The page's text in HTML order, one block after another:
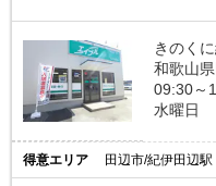
きのく
和歌山
09:30～
水曜日
得意エリア 田辺市/紀伊田辺駅